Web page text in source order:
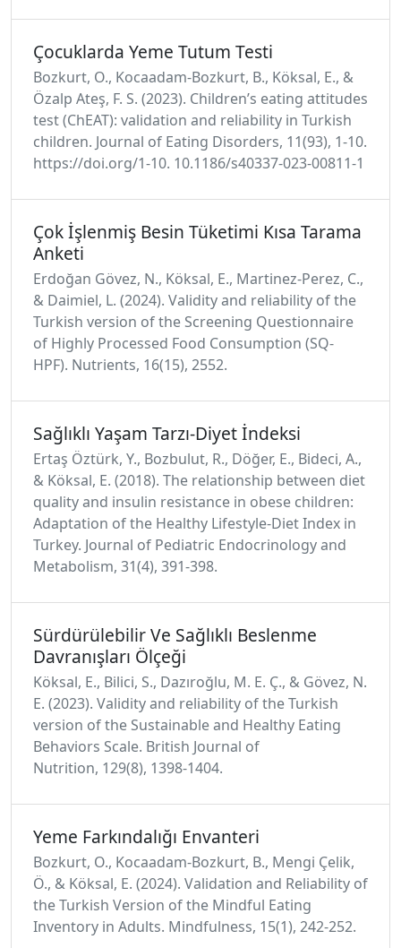
Çocuklarda Yeme Tutum Testi
Bozkurt, O., Kocaadam-Bozkurt, B., Köksal, E., &
Özalp Ateş, F. S. (2023). Children’s eating attitudes
test (ChEAT): validation and reliability in Turkish
children. Journal of Eating Disorders, 11(93), 1-10.
https://doi.org/1-10. 10.1186/s40337-023-00811-1
Çok İşlenmiş Besin Tüketimi Kısa Tarama
Anketi
Erdoğan Gövez, N., Köksal, E., Martinez-Perez, C.,
& Daimiel, L. (2024). Validity and reliability of the
Turkish version of the Screening Questionnaire
of Highly Processed Food Consumption (SQ-
HPF). Nutrients, 16(15), 2552.
Sağlıklı Yaşam Tarzı-Diyet İndeksi
Ertaş Öztürk, Y., Bozbulut, R., Döğer, E., Bideci, A.,
& Köksal, E. (2018). The relationship between diet
quality and insulin resistance in obese children:
Adaptation of the Healthy Lifestyle-Diet Index in
Turkey. Journal of Pediatric Endocrinology and
Metabolism, 31(4), 391-398.
Sürdürülebilir Ve Sağlıklı Beslenme
Davranışları Ölçeği
Köksal, E., Bilici, S., Dazıroğlu, M. E. Ç., & Gövez, N.
E. (2023). Validity and reliability of the Turkish
version of the Sustainable and Healthy Eating
Behaviors Scale. British Journal of
Nutrition, 129(8), 1398-1404.
Yeme Farkındalığı Envanteri
Bozkurt, O., Kocaadam-Bozkurt, B., Mengi Çelik,
Ö., & Köksal, E. (2024). Validation and Reliability of
the Turkish Version of the Mindful Eating
Inventory in Adults. Mindfulness, 15(1), 242-252.